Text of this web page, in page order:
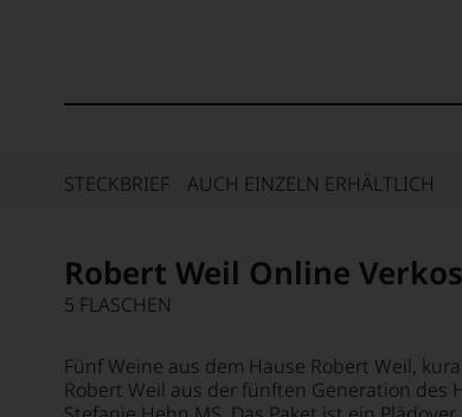
STECKBRIEF AUCH EINZELN ERHÄLTLICH
Robert Weil Online
5 FLASCHEN
Fünf Weine aus dem Hause Robert Weil,
Robert Weil aus der fünften Generation des